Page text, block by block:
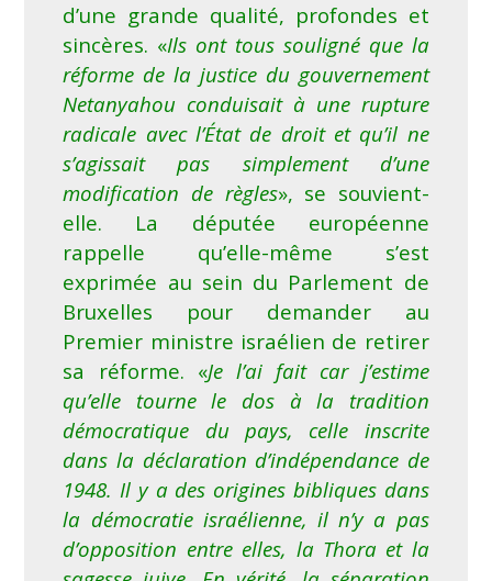
d’une grande qualité, profondes et
sincères. «Ils ont tous souligné que la
réforme de la justice du gouvernement
Netanyahou conduisait à une rupture
radicale avec l’État de droit et qu’il ne
s’agissait pas simplement d’une
modification de règles», se souvient-
elle. La députée européenne
rappelle qu’elle-même s’est
exprimée au sein du Parlement de
Bruxelles pour demander au
Premier ministre israélien de retirer
sa réforme. «Je l’ai fait car j’estime
qu’elle tourne le dos à la tradition
démocratique du pays, celle inscrite
dans la déclaration d’indépendance de
1948. Il y a des origines bibliques dans
la démocratie israélienne, il n’y a pas
d’opposition entre elles, la Thora et la